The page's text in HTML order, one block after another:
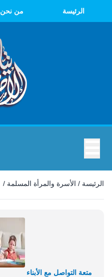
الرئيسة من نحن
الأسرة والمرأة المسلمة
الرئيسة / الأسرة والمرأة المسلمة /
متعة التواصل مع الأبناء